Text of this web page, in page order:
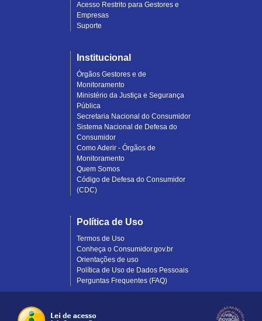
Acesso Restrito para Gestores e
Empresas
Suporte
Institucional
Órgãos Gestores e de
Monitoramento
Ministério da Justiça e Segurança
Pública
Secretaria Nacional do Consumidor
Sistema Nacional de Defesa do
Consumidor
Como Aderir - Órgãos de
Monitoramento
Quem Somos
Código de Defesa do Consumidor
(CDC)
Política de Uso
Termos de Uso
Conheça o Consumidor.gov.br
Orientações de uso
Política de Uso de Dados Pessoais
Perguntas Frequentes (FAQ)